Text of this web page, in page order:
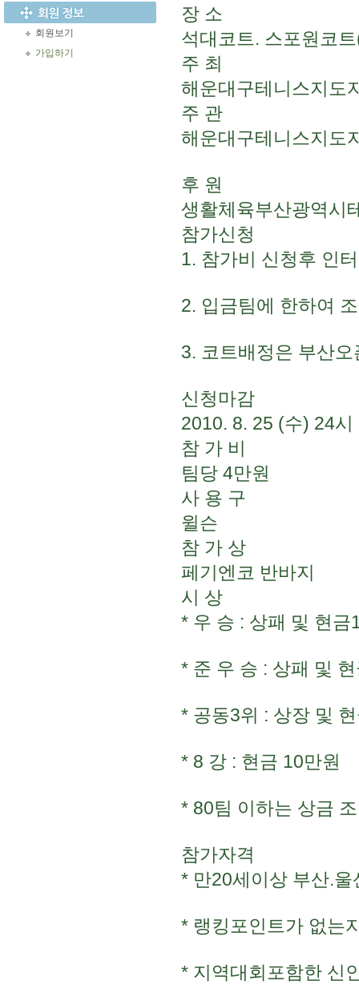
회원보기
가입하기
장 소
석대코트. 스포원코
주 최
해운대구테니스지도
주 관
해운대구테니스지도
후 원
생활체육부산광역시
참가신청
1. 참가비 신청후 인
2. 입금팀에 한하여
3. 코트배정은 부산
신청마감
2010. 8. 25 (수) 24시
참 가 비
팀당 4만원
사 용 구
윌슨
참 가 상
페기엔코 반바지
시 상
* 우 승 : 상패 및 현금
* 준 우 승 : 상패 및
* 공동3위 : 상장 및
* 8 강 : 현금 10만원
* 80팀 이하는 상금
참가자격
* 만20세이상 부산.
* 랭킹포인트가 없는
* 지역대회포함한 신